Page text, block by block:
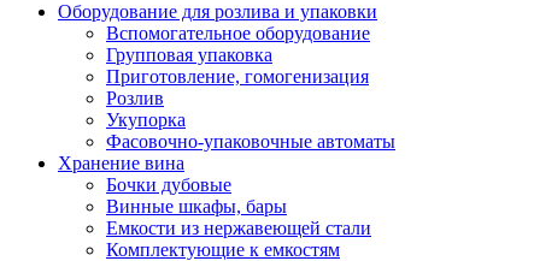
Оборудование для розлива и упаковки
Вспомогательное оборудование
Групповая упаковка
Приготовление, гомогенизация
Розлив
Укупорка
Фасовочно-упаковочные автоматы
Хранение вина
Бочки дубовые
Винные шкафы, бары
Емкости из нержавеющей стали
Комплектующие к емкостям